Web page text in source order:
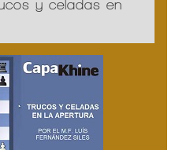
y celadas en